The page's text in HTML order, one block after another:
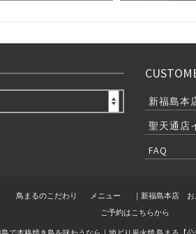
新福島本
聖天通店
FAQ
鳥まるのこだわり メニュー ｜新福島本店 お
ご予約はこちらから